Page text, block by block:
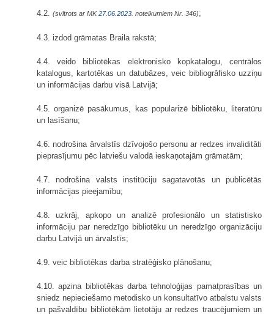
4.2. (svītrots ar MK27.06.2023. noteikumiem Nr. 346);
4.3. izdod grāmatas Braila rakstā;
4.4. veido bibliotēkas elektronisko kopkatalogu, centrālos
katalogus, kartotēkas un datubāzes, veic bibliogrāfisko uzziņu
un informācijas darbu visā Latvijā;
4.5. organizē pasākumus, kas popularizē bibliotēku, literatūru
un lasīšanu;
4.6. nodrošina ārvalstīs dzīvojošo personu ar redzes invaliditāti
pieprasījumu pēc latviešu valodā ieskaņotajām grāmatām;
4.7. nodrošina valsts institūciju sagatavotās un publicētās
informācijas pieejamību;
4.8. uzkrāj, apkopo un analizē profesionālo un statistisko
informāciju par neredzīgo bibliotēku un neredzīgo organizāciju
darbu Latvijā un ārvalstīs;
4.9. veic bibliotēkas darba stratēģisko plānošanu;
4.10. apzina bibliotēkas darba tehnoloģijas pamatprasības un
sniedz nepieciešamo metodisko un konsultatīvo atbalstu valsts
un pašvaldību bibliotēkām lietotāju ar redzes traucējumiem un